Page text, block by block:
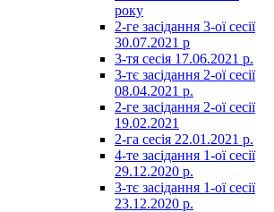
року
2-ге засідання 3-ої сесії
30.07.2021 р
3-тя сесія 17.06.2021 р.
3-тє засідання 2-ої сесії
08.04.2021 р.
2-ге засідання 2-ої сесії
19.02.2021
2-га сесія 22.01.2021 р.
4-те засідання 1-ої сесії
29.12.2020 р.
3-тє засідання 1-ої сесії
23.12.2020 р.